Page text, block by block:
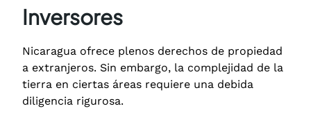
Inversores
Nicaragua ofrece plenos derechos de propiedad
a extranjeros. Sin embargo, la complejidad de la
tierra en ciertas áreas requiere una debida
diligencia rigurosa.